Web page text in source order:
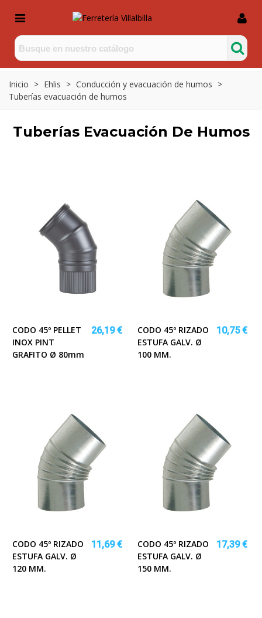
Inicio > Ehlis > Conducción y evacuación de humos >
Tuberías evacuación de humos
Tuberías Evacuación De Humos
CODO 45º PELLET
INOX PINT
GRAFITO Ø 80mm
26,19 €
CODO 45º RIZADO
ESTUFA GALV. Ø
100 MM.
10,75 €
CODO 45º RIZADO
ESTUFA GALV. Ø
120 MM.
11,69 €
CODO 45º RIZADO
ESTUFA GALV. Ø
150 MM.
17,39 €